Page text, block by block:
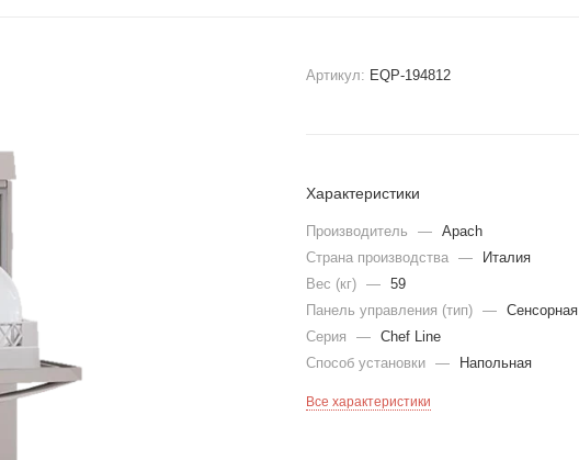
Артикул: EQP-194812
Характеристики
Производитель — Apach
Страна производства —
Италия
Вес (кг) — 59
Панель управления (тип) — Сенсорная
Серия
— Chef Line
Способ установки — Напольная
Все характеристики